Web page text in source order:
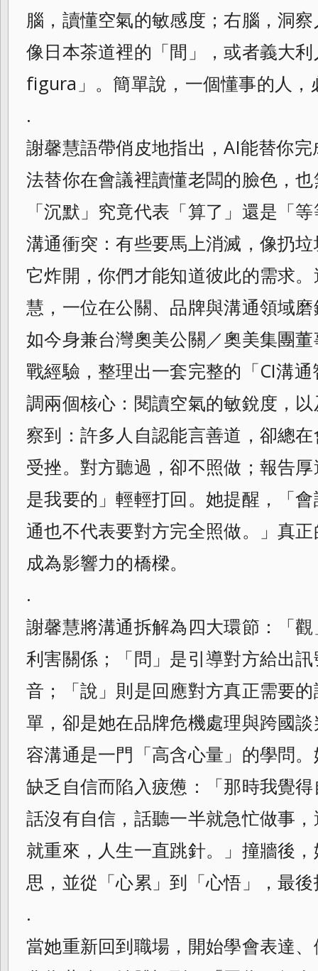
腦，讀懂空氣的敏感度；右腦，洞
像日本茶道裡的「間」，或者義大
figura」。簡單說，一個懂事的人，
.
謝馨慧語帶俏皮地指出，AI能替你
法替你在會議裡讀懂老闆的臉色，
「沉默」究竟代表「算了」還是「
溝通衝突：有些要馬上消滅，像扔
它炸開，你們才能知道彼此的需求
慧，一位在公關、品牌與溝通領域
如今身兼台灣奧美公關／奧美集團
戰經驗，整理出一套完整的「CI溝
調兩個核心：閱讀空氣的敏銳度，
察到：許多人自認能言善道，卻總
受挫。對方聽過，卻不照做；報告
是我要的」輕輕打回。她提醒，「
通也不代表要對方完全照做。」真
成為影響力的橋樑。
.
謝馨慧將溝通拆解為四大環節：「
利害關係；「問」是引導對方給出
音；「說」則是回應對方真正需要
單，卻是她在品牌危機處理與跨國
容溝通是一門「高含心量」的學問
缺乏自信而陷入疲憊：「那時我覺
話沒有自信，話聽一半就急忙做事
就重來，人生一直跳針。」撞牆後
思，並從「心累」到「心悟」，最
.
當她重新回到職場，開始學會表達